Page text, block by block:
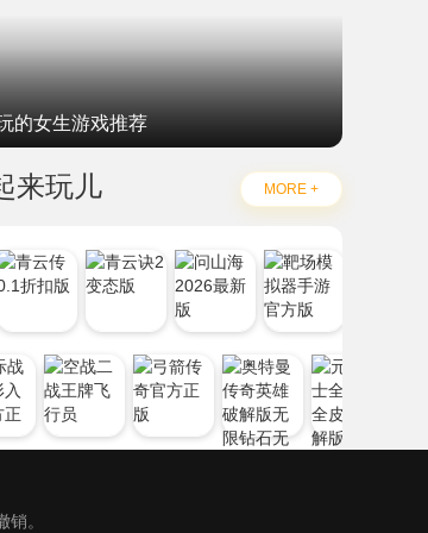
的女生游戏推荐
来玩儿 MORE +
。